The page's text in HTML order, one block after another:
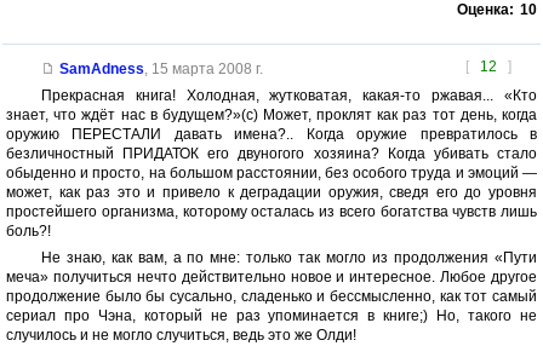
Оценка: 10
[ 12 ]
SamAdness, 15 марта 2008 г.
Прекрасная книга! Холодная, жутковатая, какая-то ржавая... «Кто
знает, что ждёт нас в будущем?»(с) Может, проклят как раз тот день, когда
оружию ПЕРЕСТАЛИ давать имена?.. Когда оружие превратилось в
безличностный ПРИДАТОК его двуногого хозяина? Когда убивать стало
обыденно и просто, на большом расстоянии, без особого труда и эмоций —
может, как раз это и привело к деградации оружия, сведя его до уровня
простейшего организма, которому осталась из всего богатства чувств лишь
боль?!
Не знаю, как вам, а по мне: только так могло из продолжения «Пути
меча» получиться нечто действительно новое и интересное. Любое другое
продолжение было бы сусально, сладенько и бессмысленно, как тот самый
сериал про Чэна, который не раз упоминается в книге;) Но, такого не
случилось и не могло случиться, ведь это же Олди!